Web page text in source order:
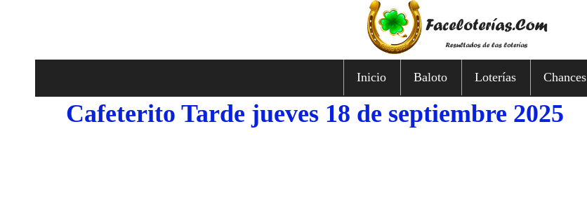
Inicio Baloto Loterías Chances
Cafeterito Tarde jueves 18 de septiembre 2025